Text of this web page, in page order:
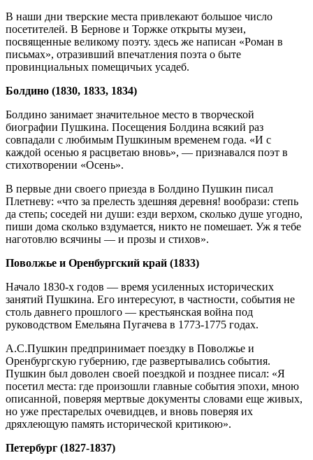
В наши дни тверские места привлекают большое число
посетителей. В Бернове и Торжке открыты музеи,
посвященные великому поэту. здесь же написан «Роман в
письмах», отразивший впечатления поэта о быте
провинциальных помещичьих усадеб.
Болдино (1830, 1833, 1834)
Болдино занимает значительное место в творческой
биографии Пушкина. Посещения Болдина всякий раз
совпадали с любимым Пушкиным временем года. «И с
каждой осенью я расцветаю вновь», — признавался поэт в
стихотворении «Осень».
В первые дни своего приезда в Болдино Пушкин писал
Плетневу: «что за прелесть здешняя деревня! вообрази: степь
да степь; соседей ни души: езди верхом, сколько душе угодно,
пиши дома сколько вздумается, никто не помешает. Уж я тебе
наготовлю всячины — и прозы и стихов».
Поволжье и Оренбургский край (1833)
Начало 1830-х годов — время усиленных исторических
занятий Пушкина. Его интересуют, в частности, события не
столь давнего прошлого — крестьянская война под
руководством Емельяна Пугачева в 1773-1775 годах.
А.С.Пушкин предпринимает поездку в Поволжье и
Оренбургскую губернию, где развертывались события.
Пушкин был доволен своей поездкой и позднее писал: «Я
посетил места: где произошли главные события эпохи, мною
описанной, поверяя мертвые документы словами еще живых,
но уже престарелых очевидцев, и вновь поверяя их
дряхлеющую память исторической критикою».
Петербург (1827-1837)